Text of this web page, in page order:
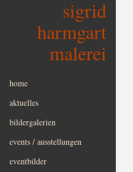
sigrid
harmgart
malerei
home
aktuelles
bildergalerien
events / ausstellungen
eventbilder